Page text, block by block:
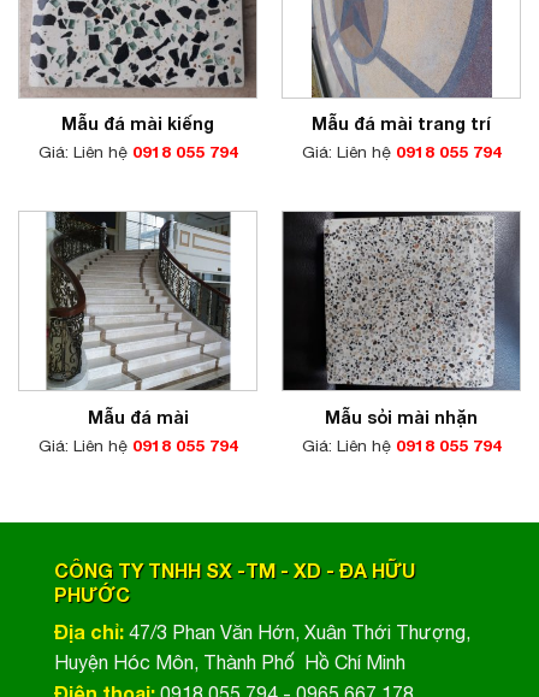
Mẫu đá mài kiếng
Giá: Liên hệ 0918 055 794
Mẫu đá mài trang trí
Giá: Liên hệ 0918 055 794
Mẫu đá mài
Giá: Liên hệ 0918 055 794
Mẫu sỏi mài nhặn
Giá: Liên hệ 0918 055 794
CÔNG TY TNHH SX -TM - XD - ĐA HỮU
PHƯỚC
Địa chỉ: 47/3 Phan Văn Hớn, Xuân Thới Thượng,
Huyện Hóc Môn, Thành Phố Hồ Chí Minh